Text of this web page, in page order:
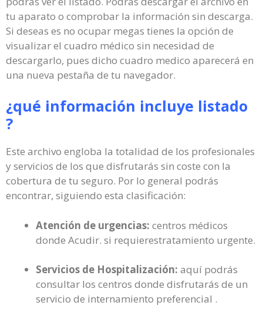
tu aparato o comprobar la información sin descarga.
Si deseas es no ocupar megas tienes la opción de
visualizar el cuadro médico sin necesidad de
descargarlo, pues dicho cuadro medico aparecerá en
una nueva pestaña de tu navegador.
¿qué información incluye listado
?
Este archivo engloba la totalidad de los profesionales
y servicios de los que disfrutarás sin coste con la
cobertura de tu seguro. Por lo general podrás
encontrar, siguiendo esta clasificación:
Atención de urgencias: centros médicos
donde Acudir. si requierestratamiento urgente.
Servicios de Hospitalización: aquí podrás
consultar los centros donde disfrutarás de un
servicio de internamiento preferencial .